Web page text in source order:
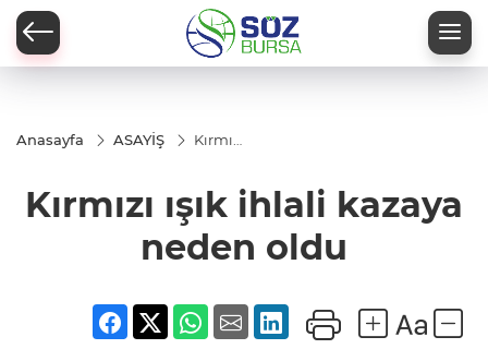
Anasayfa ASAYİŞ
Kırmızı
kazaya
neden
Kırmızı ışık ihlali kazaya
neden oldu